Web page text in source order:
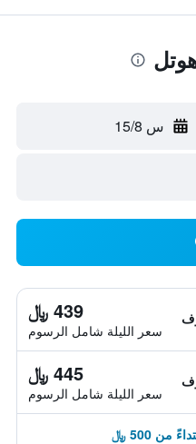
س 15/8
439 ﷼
سعر الليلة شامل الرسوم
445 ﷼
سعر الليلة شامل الرسوم